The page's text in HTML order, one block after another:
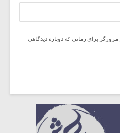
برای زمانی که دوباره دیدگاهی